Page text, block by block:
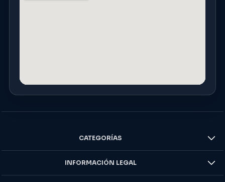
CATEGORÍAS
INFORMACIÓN LEGAL